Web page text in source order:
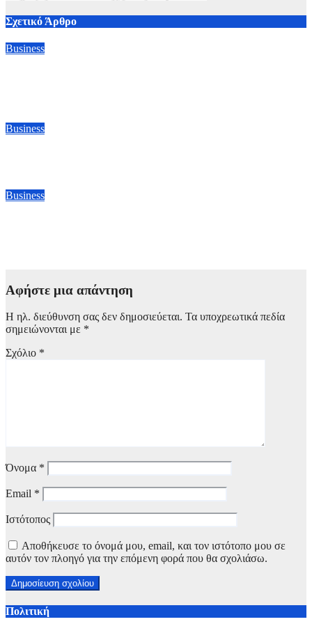
Σχετικό Άρθρο
Business
Business
Business
Αφήστε μια απάντηση
Η ηλ. διεύθυνση σας δεν δημοσιεύεται. Τα υποχρεωτικά πεδία
σημειώνονται με *
Σχόλιο *
Όνομα *
Email *
Ιστότοπος
Αποθήκευσε το όνομά μου, email, και τον ιστότοπο μου σε
αυτόν τον πλοηγό για την επόμενη φορά που θα σχολιάσω.
Πολιτική